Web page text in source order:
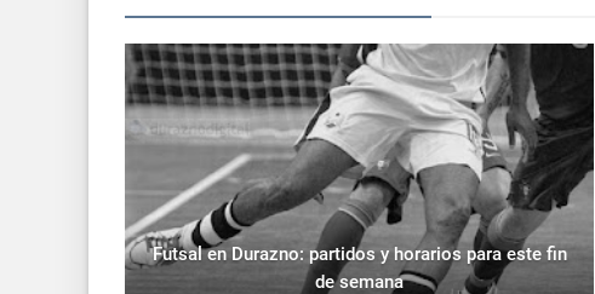
Futsal en Durazno: partidos y horarios para este fin
de semana